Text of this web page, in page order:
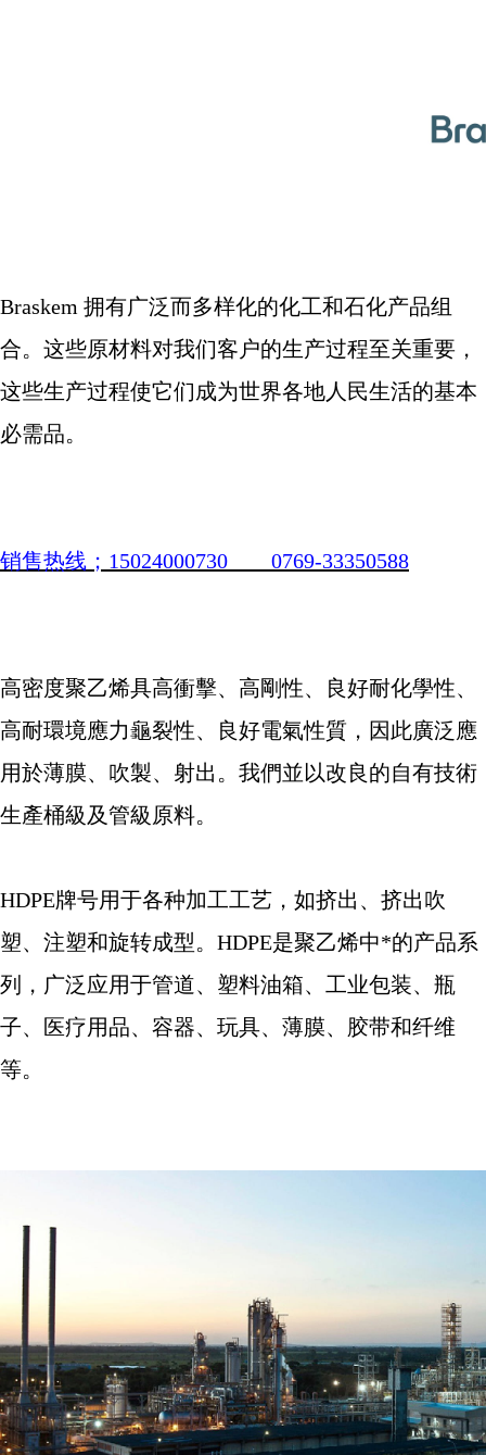
Braskem 拥有广泛而多样化的化工和石化产品组
合。这些原材料对我们客户的生产过程至关重要，
这些生产过程使它们成为世界各地人民生活的基本
必需品。
销售热线； 15024000730 0769-33350588
高密度聚乙烯具高衝擊、高剛性、良好耐化學性、
高耐環境應力龜裂性、良好電氣性質，因此廣泛應
用於薄膜、吹製、射出。我們並以改良的自有技術
生產桶級及管級原料。
HDPE牌号用于各种加工工艺，如挤出、挤出吹
塑、注塑和旋转成型。 HDPE是聚乙烯中*的产品系
列，广泛应用于管道、塑料油箱、工业包装、瓶
子、医疗用品、容器、玩具、薄膜、胶带和纤维
等。